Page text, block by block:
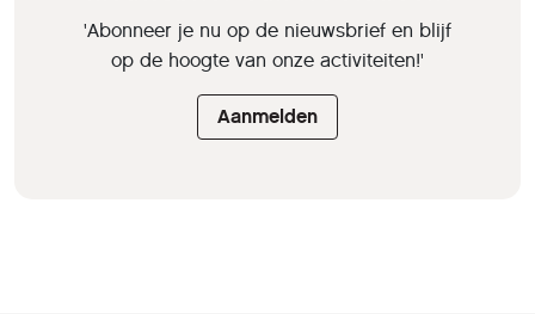
'Abonneer je nu op de nieuwsbrief en blijf
op de hoogte van onze activiteiten!'
Aanmelden